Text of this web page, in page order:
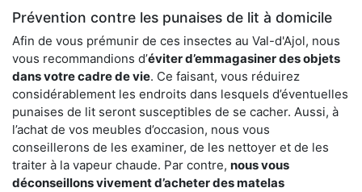
Prévention contre les punaises de lit à domicile
Afin de vous prémunir de ces insectes au Val-d'Ajol, nous
vous recommandions d’éviter d’emmagasiner des objets
dans votre cadre de vie. Ce faisant, vous réduirez
considérablement les endroits dans lesquels d’éventuelles
punaises de lit seront susceptibles de se cacher. Aussi, à
l’achat de vos meubles d’occasion, nous vous
conseillerons de les examiner, de les nettoyer et de les
traiter à la vapeur chaude. Par contre, nous vous
déconseillons vivement d’acheter des matelas